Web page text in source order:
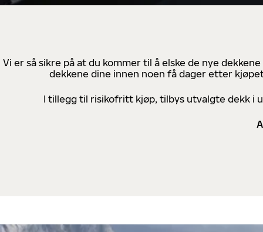
Vi er så sikre på at du kommer til å elske de nye
dekkene dine innen noen få dager etter
I tillegg til risikofritt kjøp, tilbys utvalgte dekk i